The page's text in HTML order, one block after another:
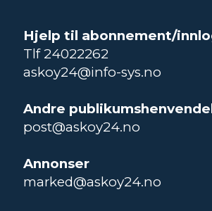
Hjelp til abonnement/
Tlf 24022262
askoy24@info-sys.no
Andre
post@askoy24.no
Annonser
marked@askoy24.no